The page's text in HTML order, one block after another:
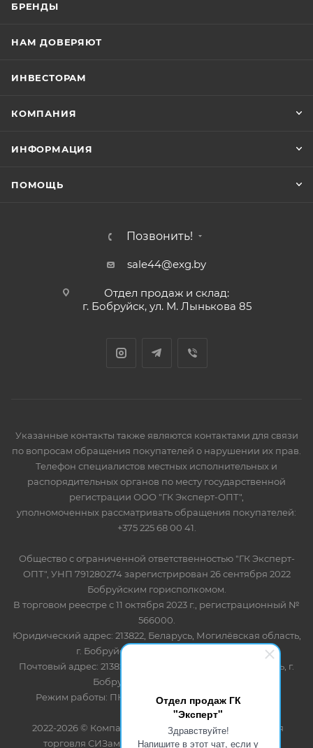
Отдел продаж ГК
"Эксперт"
Здравствуйте!
Напишите в этот чат, если у
БРЕНДЫ
НАМ ДОВЕРЯЮТ
ИНВЕСТОРАМ
КОМПАНИЯ
ИНФОРМАЦИЯ
ПОМОЩЬ
Позвонить!
sale44@exg.by
Отдел продаж и склад:
г. Бобруйск, ул. М. Лынькова 85
Указанные контакты также являются контактами для связи
по вопросам обращения покупателей о нарушении их прав.
Телефон специалистов местных исполнительных и
распорядительных органов по месту государственной
регистрации ООО "ГК Эксперт-ОПТ",
уполномоченных рассматривать обращения покупателей:
+375 225 68 00 41.
Общество с ограниченной ответственностью "ГК Эксперт-
ОПТ", УНП 791280274 зарегистрирован 26 сентября 2022
Бобруйским горисполкомом.
В торговом реестре с 11 октября 2023 г., регистрационный №
566000.
Юридический адрес: 213822, Беларусь, Могилёвская область,
г. Бобруйск, ул. Лынькова 85 пом 7
Почтовый адрес: 213822, Беларусь, Могилёвская область, г.
Бобруйск, ул. Лынькова, 85
Режим работы: ПН-ПТ 8.30-17.00, СБ-ВС - выходной
2022-2026 © Компания "Эксперт" - оптово-розничная
торговля СИЗами и одноразовыми расходными